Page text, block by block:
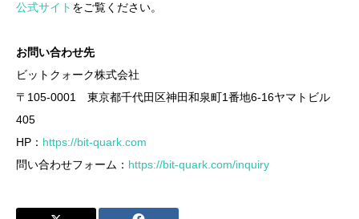
公式サイト をご覧ください。
お問い合わせ先
ビットクォーク株式会社
〒105-0001 東京都千代田区神田和泉町1番地6-16ヤマトビル
405
HP： https://bit-quark.com
問い合わせフォーム： https://bit-quark.com/inquiry